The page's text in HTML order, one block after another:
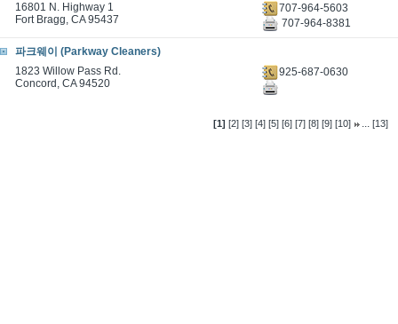
16801 N. Highway 1
Fort Bragg, CA 95437
707-964-5603
707-964-8381
파크웨이 (Parkway Cleaners)
1823 Willow Pass Rd.
Concord, CA 94520
925-687-0630
[1] [2] [3] [4] [5] [6] [7] [8] [9] [10] ...[13]